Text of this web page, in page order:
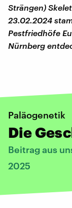
Strängen)
23.02.2024
Pestfriedhöfe
Nürnberg
Paläogenetik
Die
Beitrag aus
2025